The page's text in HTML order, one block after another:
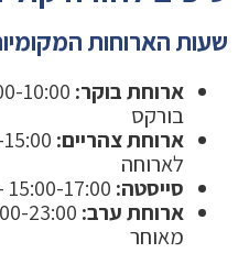
שעות הארוחות
ארוחת בוקר:
בורקס
ארוחת צהריים:
לארוחה
סייסטה:
ארוחת ערב:
מאוחר